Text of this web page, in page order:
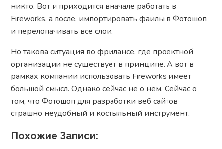
никто. Вот и приходится вначале работать в
Fireworks, а после, импортировать фаилы в Фотошоп
и перелопачивать все слои.
Но такова ситуация во фрилансе, где проектной
организации не существует в принципе. А вот в
рамках компании использовать Fireworks имеет
большой смысл. Однако сейчас не о нем. Сейчас о
том, что Фотошоп для разработки веб сайтов
страшно неудобный и костыльный инструмент.
Похожие Записи: